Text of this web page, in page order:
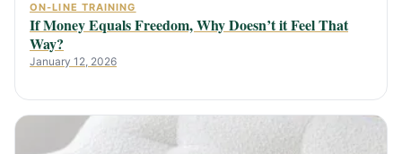
ON-LINE TRAINING
If Money Equals Freedom, Why Doesn’t it Feel That
Way?
January 12, 2026